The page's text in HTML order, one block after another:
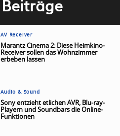
AV Receiver
Marantz Cinema 2: Diese Heimkino-
Receiver sollen das Wohnzimmer
erbeben lassen
Audio & Sound
Sony entzieht etlichen AVR, Blu-ray-
Playern und Soundbars die Online-
Funktionen